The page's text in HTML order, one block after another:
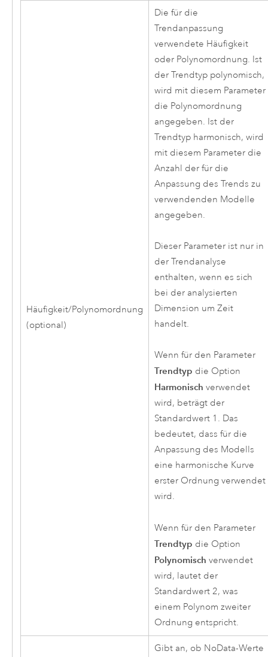
Häufigkeit/Polynomordnung
(optional)
Die für die
Trendanpassung
verwendete Häufigkeit
oder Polynomordnung. Ist
der Trendtyp polynomisch,
wird mit diesem Parameter
die Polynomordnung
angegeben. Ist der
Trendtyp harmonisch, wird
mit diesem Parameter die
Anzahl der für die
Anpassung des Trends zu
verwendenden Modelle
angegeben.
Dieser Parameter ist nur in
der Trendanalyse
enthalten, wenn es sich
bei der analysierten
Dimension um Zeit
handelt.
Wenn für den Parameter
Trendtyp die Option
Harmonisch verwendet
wird, beträgt der
Standardwert 1. Das
bedeutet, dass für die
Anpassung des Modells
eine harmonische Kurve
erster Ordnung verwendet
wird.
Wenn für den Parameter
Trendtyp die Option
Polynomisch verwendet
wird, lautet der
Standardwert 2, was
einem Polynom zweiter
Ordnung entspricht.
Gibt an, ob NoData-Werte